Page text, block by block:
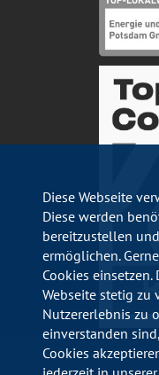
Diese Webseite
Diese werden
bereitzustellen
ermöglichen.
Cookies
Webseite stetig zu
Nutzererlebnis zu
einverstanden
Cookies